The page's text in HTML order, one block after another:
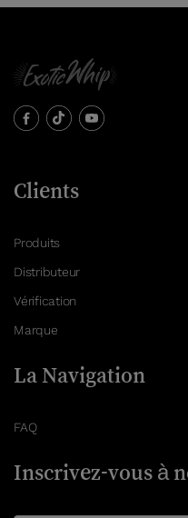
Clients
Produits
Distributeur
Vérification
Marque
La Navigation
FAQ
Inscrivez-vous à